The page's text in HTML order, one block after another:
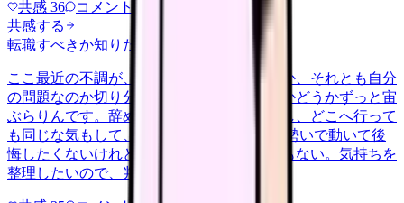
共感 36 コメント
共感する
転職すべきか知りたい
ここ最近の不調が、職場の環境のせいなのか、それとも自分
の問題なのか切り分けられず、転職すべきかどうかずっと宙
ぶらりんです。辞めれば楽になる気もするし、どこへ行って
も同じな気もして、決め手がありません。 勢いで動いて後
悔したくないけれど、このまま留まる根拠もない。気持ちを
整理したいので、判断材料の集…